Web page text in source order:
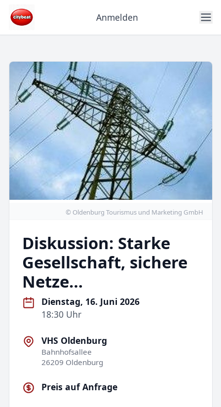
Anmelden
© Oldenburg Tourismus und Marketing GmbH
Diskussion: Starke
Gesellschaft, sichere
Netze…
Dienstag, 16. Juni 2026
18:30 Uhr
VHS Oldenburg
Bahnhofsallee
26209 Oldenburg
Preis auf Anfrage